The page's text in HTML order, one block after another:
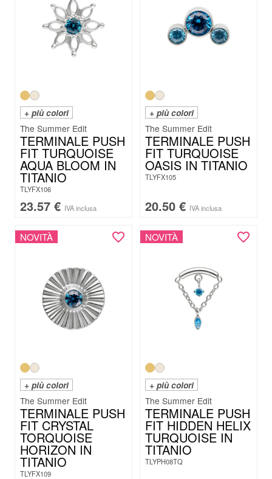
+ più colori
The Summer Edit
TERMINALE PUSH
FIT TURQUOISE
AQUA BLOOM IN
TITANIO
TLYFX106
23.57 € IVA inclusa
+ più colori
The Summer Edit
TERMINALE PUSH
FIT TURQUOISE
OASIS IN TITANIO
TLYFX105
20.50 € IVA inclusa
NOVITÀ
+ più colori
The Summer Edit
TERMINALE PUSH
FIT CRYSTAL
TORQUOISE
HORIZON IN
TITANIO
TLYFX109
NOVITÀ
+ più colori
The Summer Edit
TERMINALE PUSH
FIT HIDDEN HELIX
TURQUOISE IN
TITANIO
TLYPH08TQ